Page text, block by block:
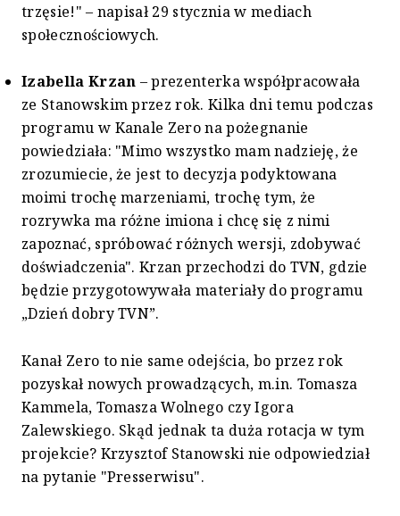
trzęsie!" – napisał 29 stycznia w mediach
społecznościowych.
Izabella Krzan – prezenterka współpracowała
ze Stanowskim przez rok. Kilka dni temu podczas
programu w Kanale Zero na pożegnanie
powiedziała: "Mimo wszystko mam nadzieję, że
zrozumiecie, że jest to decyzja podyktowana
moimi trochę marzeniami, trochę tym, że
rozrywka ma różne imiona i chcę się z nimi
zapoznać, spróbować różnych wersji, zdobywać
doświadczenia". Krzan przechodzi do TVN, gdzie
będzie przygotowywała materiały do programu
„Dzień dobry TVN”.
Kanał Zero to nie same odejścia, bo przez rok
pozyskał nowych prowadzących, m.in. Tomasza
Kammela, Tomasza Wolnego czy Igora
Zalewskiego. Skąd jednak ta duża rotacja w tym
projekcie? Krzysztof Stanowski nie odpowiedział
na pytanie "Presserwisu".